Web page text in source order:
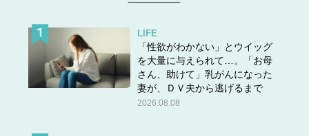
LIFE
「性欲がわかない」とウイッグ
を大量に与えられて…。「お母
さん、助けて」乳がんになった
妻が、ＤＶ夫から逃げるまで
2026.08.08